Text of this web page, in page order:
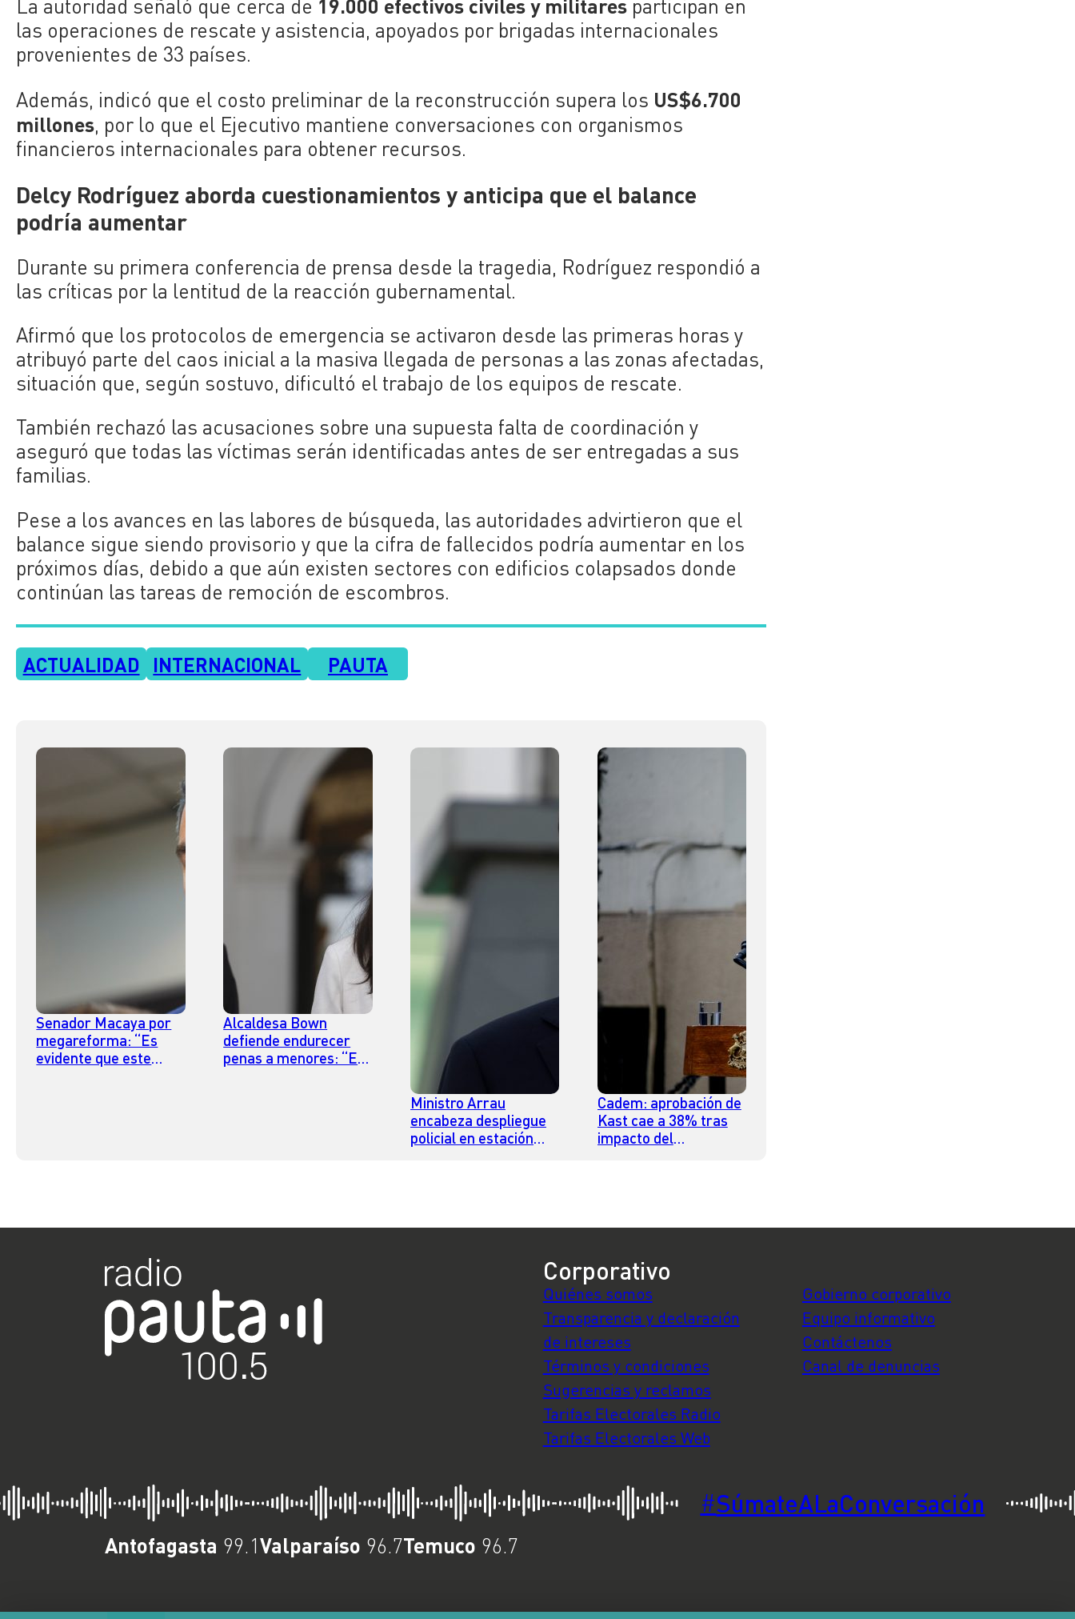
La autoridad señaló que cerca de 19.000 efectivos civiles y militares participan en
las operaciones de rescate y asistencia, apoyados por brigadas internacionales
provenientes de 33 países.
Además, indicó que el costo preliminar de la reconstrucción supera los US$6.700
millones, por lo que el Ejecutivo mantiene conversaciones con organismos
financieros internacionales para obtener recursos.
Delcy Rodríguez aborda cuestionamientos y anticipa que el balance
podría aumentar
Durante su primera conferencia de prensa desde la tragedia, Rodríguez respondió a
las críticas por la lentitud de la reacción gubernamental.
Afirmó que los protocolos de emergencia se activaron desde las primeras horas y
atribuyó parte del caos inicial a la masiva llegada de personas a las zonas afectadas,
situación que, según sostuvo, dificultó el trabajo de los equipos de rescate.
También rechazó las acusaciones sobre una supuesta falta de coordinación y
aseguró que todas las víctimas serán identificadas antes de ser entregadas a sus
familias.
Pese a los avances en las labores de búsqueda, las autoridades advirtieron que el
balance sigue siendo provisorio y que la cifra de fallecidos podría aumentar en los
próximos días, debido a que aún existen sectores con edificios colapsados donde
continúan las tareas de remoción de escombros.
ACTUALIDAD INTERNACIONAL PAUTA
Senador Macaya por
megareforma: “Es
evidente que este
Alcaldesa Bown
defiende endurecer
penas a menores: “El
Ministro Arrau
encabeza despliegue
policial en estación
Cadem: aprobación de
Kast cae a 38% tras
impacto del
Corporativo
Quiénes somos
Transparencia y declaración
de intereses
Términos y condiciones
Sugerencias y reclamos
Tarifas Electorales Radio
Tarifas Electorales Web
Gobierno corporativo
Equipo informativo
Contáctenos
Canal de denuncias
#SúmateALaConversación
Antofagasta 99.1Valparaíso 96.7Temuco 96.7